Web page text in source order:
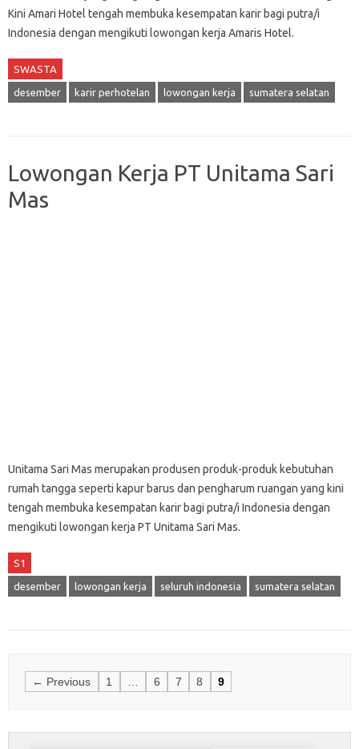
Kini Amari Hotel tengah membuka kesempatan karir bagi putra/i
Indonesia dengan mengikuti lowongan kerja Amaris Hotel.
SWASTA
desember karir perhotelan lowongan kerja sumatera selatan
Lowongan Kerja PT Unitama Sari
Mas
Unitama Sari Mas merupakan produsen produk-produk kebutuhan
rumah tangga seperti kapur barus dan pengharum ruangan yang kini
tengah membuka kesempatan karir bagi putra/i Indonesia dengan
mengikuti lowongan kerja PT Unitama Sari Mas.
S1
desember lowongan kerja seluruh indonesia sumatera selatan
Posts
← Previous 1 6 7 8 9